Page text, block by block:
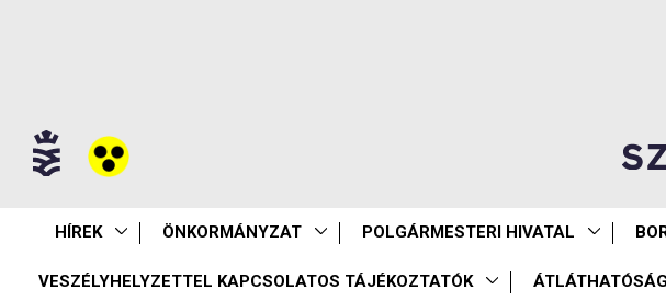
HÍREK ÖNKORMÁNYZAT POLGÁRMESTERI HIVATAL
VESZÉLYHELYZETTEL KAPCSOLATOS TÁJÉKOZTATÓK ÁTLÁTHATÓSÁG